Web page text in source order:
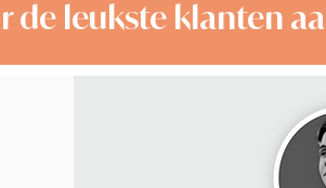
leukste klanten